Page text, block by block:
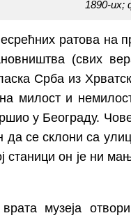
1890-их;
ратова на
(свих
Срба из
милост и
у Београду.
да се склони са
станици он је ни
врата музеја